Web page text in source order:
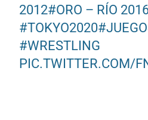
2012#ORO – RÍO
#TOKYO2020
#WRESTLING
PIC.TWITTER.COM/